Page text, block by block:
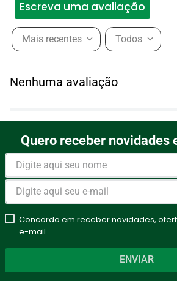
Escreva uma avaliação
Avalie o produto de 1 a 5
estrelas
★★★★★
Seu nome
Endereço de email
Mais recentes Todos
Nenhuma avaliação
Quero receber novidades
Concordo em receber novidades,
e-mail.
ENVIAR